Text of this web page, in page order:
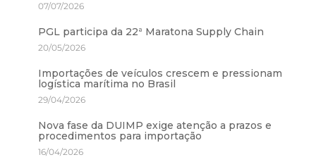
07/07/2026
PGL participa da 22ª Maratona Supply Chain
20/05/2026
Importações de veículos crescem e pressionam
logística marítima no Brasil
29/04/2026
Nova fase da DUIMP exige atenção a prazos e
procedimentos para importação
16/04/2026